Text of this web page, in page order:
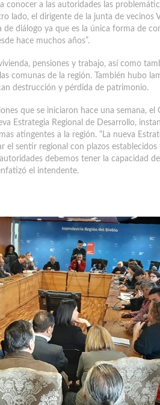
a las autoridades las
lado, el dirigente de la junta de vecinos
de diálogo ya que es la única forma de
hace muchos años”.
pensiones y trabajo, así como
comunas de la región. También hubo
destrucción y pérdida de patrimonio.
que se iniciaron hace una semana, el
Estrategia Regional de Desarrollo,
atingentes a la región. “La nueva
el sentir regional con plazos
debemos tener la capacidad
el intendente.